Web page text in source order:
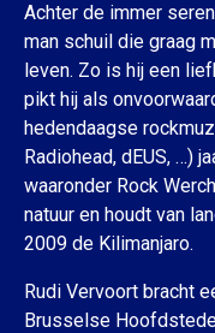
Achter de immer
man schuil die graag
leven. Zo is hij een
pikt hij als
hedendaagse
Radiohead, dEUS, …)
waaronder Rock
natuur en houdt van
2009 de Kilimanjaro.
Rudi Vervoort bracht
Brusselse